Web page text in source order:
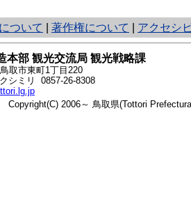
ついて 著作権について アクセシ
本部 観光交流局 観光戦略課
取市東町1丁目220
シミリ 0857-26-8308
Copyright(C) 2006～ 鳥取県(Tottori